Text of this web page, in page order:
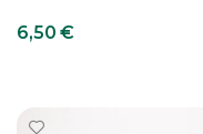
6,50 €